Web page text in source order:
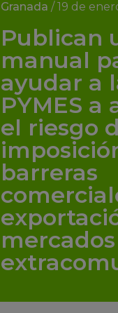
Granada /19 de
Publican
manual
ayudar a
PYMES a
el riesgo
barreras
mercados